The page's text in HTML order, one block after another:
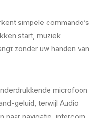
simpele commando’s
start, muziek
zonder uw handen van
microfoon
geluid, terwijl Audio
naar navigatie, intercom